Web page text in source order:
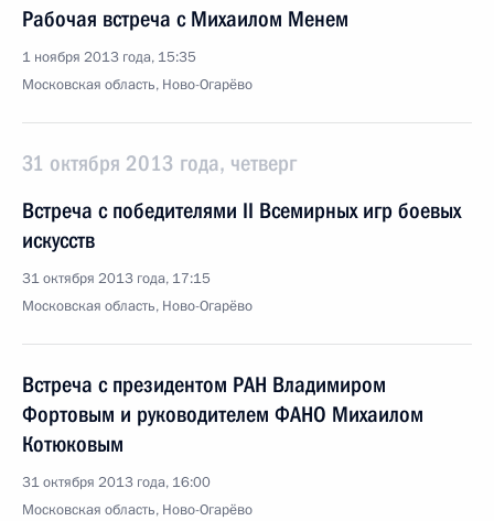
Рабочая встреча с Михаилом Менем
1 ноября 2013 года, 15:35
Московская область, Ново-Огарёво
31 октября 2013 года, четверг
Встреча с победителями II Всемирных игр боевых
искусств
31 октября 2013 года, 17:15
Московская область, Ново-Огарёво
Встреча с президентом РАН Владимиром
Фортовым и руководителем ФАНО Михаилом
Котюковым
31 октября 2013 года, 16:00
Московская область, Ново-Огарёво